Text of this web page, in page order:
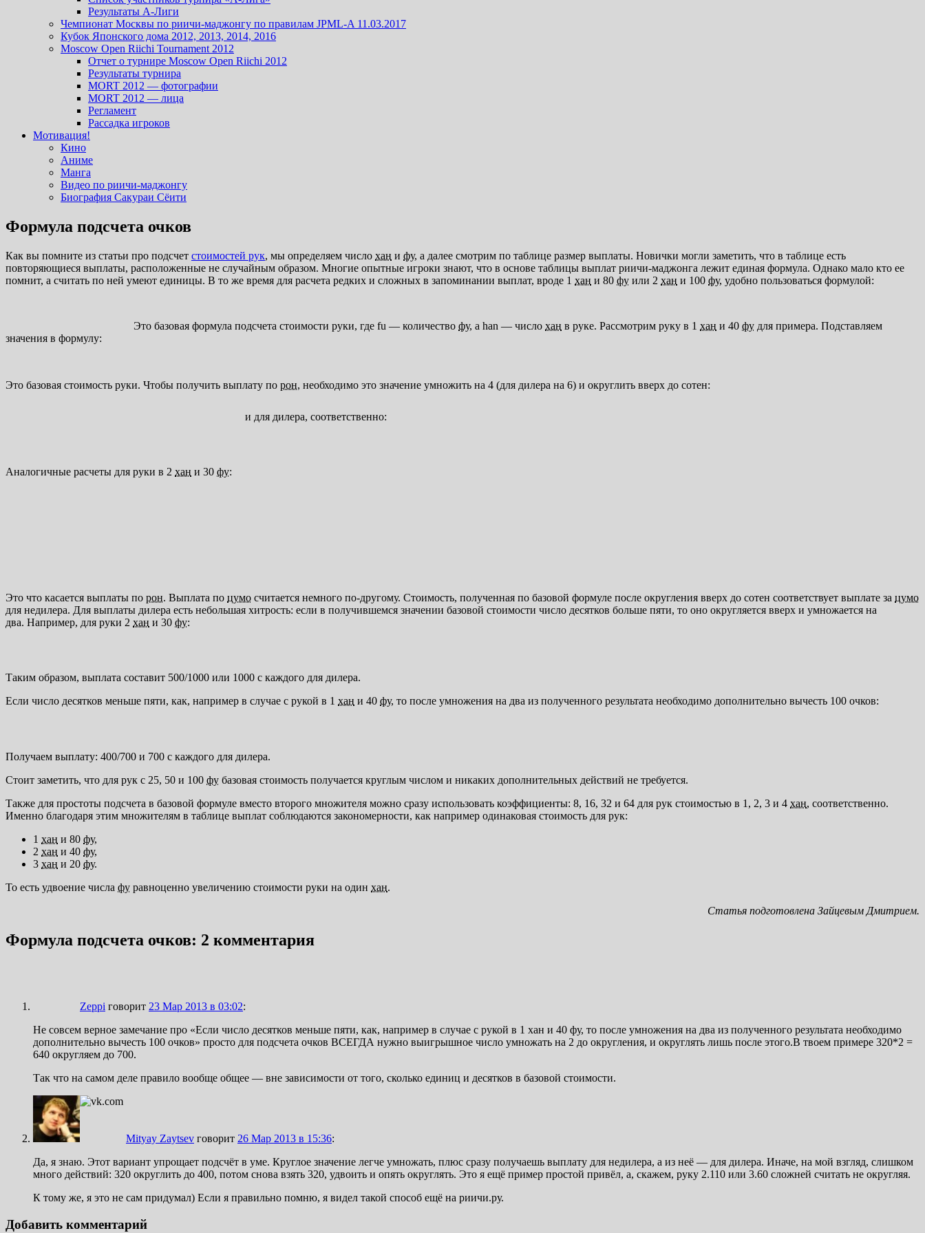
Результаты А-Лиги
Чемпионат Москвы по риичи-маджонгу по правилам JPML-A 11.03.2017
Кубок Японского дома 2012, 2013, 2014, 2016
Moscow Open Riichi Tournament 2012
Отчет о турнире Moscow Open Riichi 2012
Результаты турнира
MORT 2012 — фотографии
MORT 2012 — лица
Регламент
Рассадка игроков
Мотивация!
Кино
Аниме
Манга
Видео по риичи-маджонгу
Биография Сакураи Сёити
Формула подсчета очков
Как вы помните из статьи про подсчет стоимостей рук, мы определяем число хан и фу, а далее смотрим по таблице размер выплаты. Новички могли заметить, что в таблице есть
повторяющиеся выплаты, расположенные не случайным образом. Многие опытные игроки знают, что в основе таблицы выплат риичи-маджонга лежит единая формула. Однако мало кто ее
помнит, а считать по ней умеют единицы. В то же время для расчета редких и сложных в запоминании выплат, вроде 1 хан и 80 фу или 2 хан и 100 фу, удобно пользоваться формулой:
Это базовая формула подсчета стоимости руки, где fu — количество фу, а han — число хан в руке. Рассмотрим руку в 1 хан и 40 фу для примера. Подставляем
значения в формулу:
Это базовая стоимость руки. Чтобы получить выплату по рон, необходимо это значение умножить на 4 (для дилера на 6) и округлить вверх до сотен:
и для дилера, соответственно:
Аналогичные расчеты для руки в 2 хан и 30 фу:
Это что касается выплаты по рон. Выплата по цумо считается немного по-другому. Стоимость, полученная по базовой формуле после округления вверх до сотен соответствует выплате за цумо
для недилера. Для выплаты дилера есть небольшая хитрость: если в получившемся значении базовой стоимости число десятков больше пяти, то оно округляется вверх и умножается на
два. Например, для руки 2 хан и 30 фу:
Таким образом, выплата составит 500/1000 или 1000 с каждого для дилера.
Если число десятков меньше пяти, как, например в случае с рукой в 1 хан и 40 фу, то после умножения на два из полученного результата необходимо дополнительно вычесть 100 очков:
Получаем выплату: 400/700 и 700 с каждого для дилера.
Стоит заметить, что для рук с 25, 50 и 100 фу базовая стоимость получается круглым числом и никаких дополнительных действий не требуется.
Также для простоты подсчета в базовой формуле вместо второго множителя можно сразу использовать коэффициенты: 8, 16, 32 и 64 для рук стоимостью в 1, 2, 3 и 4 хан, соответственно.
Именно благодаря этим множителям в таблице выплат соблюдаются закономерности, как например одинаковая стоимость для рук:
1 хан и 80 фу,
2 хан и 40 фу,
3 хан и 20 фу.
То есть удвоение числа фу равноценно увеличению стоимости руки на один хан.
Статья подготовлена Зайцевым Дмитрием.
Формула подсчета очков: 2 комментария
Zeppi говорит 23 Мар 2013 в 03:02:
Не совсем верное замечание про «Если число десятков меньше пяти, как, например в случае с рукой в 1 хан и 40 фу, то после умножения на два из полученного результата необходимо
дополнительно вычесть 100 очков» просто для подсчета очков ВСЕГДА нужно выигрышное число умножать на 2 до округления, и округлять лишь после этого.В твоем примере 320*2 =
640 округляем до 700.
Так что на самом деле правило вообще общее — вне зависимости от того, сколько единиц и десятков в базовой стоимости.
Mityay Zaytsev говорит 26 Мар 2013 в 15:36:
Да, я знаю. Этот вариант упрощает подсчёт в уме. Круглое значение легче умножать, плюс сразу получаешь выплату для недилера, а из неё — для дилера. Иначе, на мой взгляд, слишком
много действий: 320 округлить до 400, потом снова взять 320, удвоить и опять округлять. Это я ещё пример простой привёл, а, скажем, руку 2.110 или 3.60 сложней считать не округляя.
К тому же, я это не сам придумал) Если я правильно помню, я видел такой способ ещё на риичи.ру.
Добавить комментарий